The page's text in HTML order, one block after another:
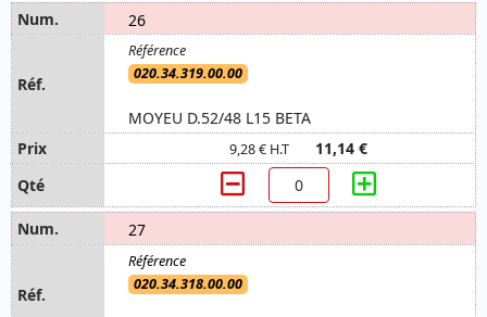
26
020.34.319.00.00
MOYEU D.52/48 L15 BETA
9,28 € H.T 11,14 €
27
020.34.318.00.00